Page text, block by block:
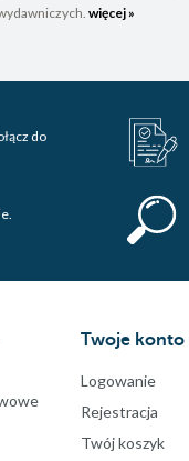
więcej »
do
Twoje konto
Logowanie
Rejestracja
Twój koszyk